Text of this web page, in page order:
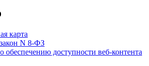
карта
N 8-ФЗ
обеспечению доступности веб-контента